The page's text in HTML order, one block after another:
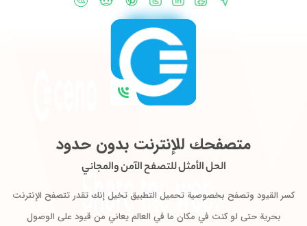
متصفحك للإنترنت بدون حدود
الحل الأمثل للتصفح الآمن والمجاني
القيود وتصفح بخصوصية تحميل التطبيق تخيل إنك تقدر تتصفح الإنترنت
بحرية حتى لو كنت في مكان ما في العالم يعاني من قيود على الوصول